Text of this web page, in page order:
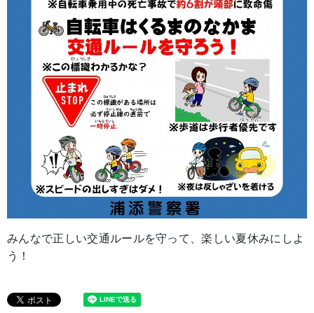
みんなで正しい交通ルールを守って、楽しい夏休みにしよ
う！